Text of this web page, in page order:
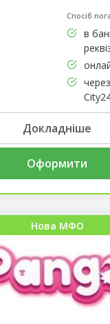
Спосіб
в
Докладніше
Оформити
Нова МФО